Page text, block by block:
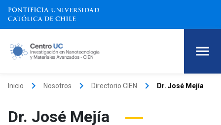
Inicio keyboard_arrow_right Nosotros keyboard_arrow_right Directorio CIEN keyboard_arrow_right Dr. José Mejía
Dr. José Mejía